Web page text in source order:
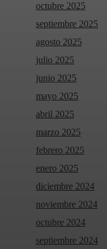
octubre 2025
septiembre 2025
agosto 2025
julio 2025
junio 2025
mayo 2025
abril 2025
marzo 2025
febrero 2025
enero 2025
diciembre 2024
noviembre 2024
octubre 2024
septiembre 2024